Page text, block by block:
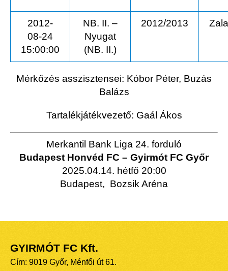
2012-
08-24
15:00:00
NB. II. –
Nyugat
(NB. II.)
2012/2013
Mérkőzés asszisztensei: Kóbor Péter, Buzás
Balázs
Tartalékjátékvezető: Gaál Ákos
Merkantil Bank Liga 24. forduló
Budapest Honvéd FC – Gyirmót FC Győr
2025.04.14. hétfő 20:00
Budapest, Bozsik Aréna
GYIRMÓT FC Kft.
Cím: 9019 Győr, Ménfői út 61.